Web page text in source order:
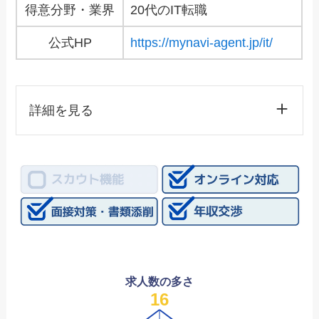
得意分野・業界 20代のIT転職
公式HP https://mynavi-agent.jp/it/
詳細を見る
求人数の多さ
16